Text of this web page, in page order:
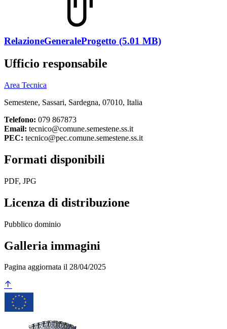
RelazioneGeneraleProgetto (5.01 MB)
Ufficio responsabile
Area Tecnica
Semestene, Sassari, Sardegna, 07010, Italia
Telefono: 079 867873
Email: tecnico@comune.semestene.ss.it
PEC: tecnico@pec.comune.semestene.ss.it
Formati disponibili
PDF, JPG
Licenza di distribuzione
Pubblico dominio
Galleria immagini
Pagina aggiornata il 28/04/2025